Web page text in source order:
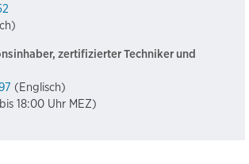
zertifizierter Techniker und
(Englisch)
18:00 Uhr MEZ)